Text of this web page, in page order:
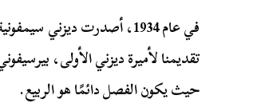
في عام 1934، أصدرت ديزني
تقديمنا لأميرة ديزني الأولى،
حيث يكون الفصل دائمًا هو الربيع.